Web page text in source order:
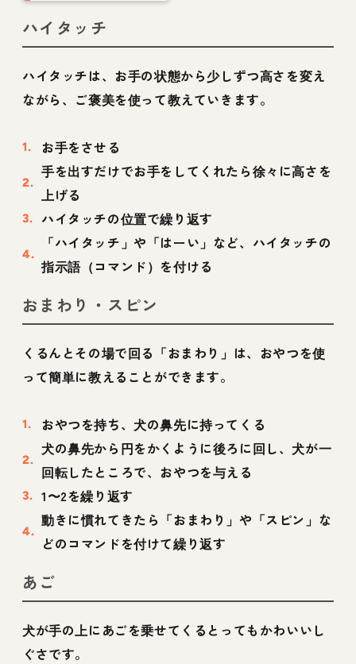
も
ハイタッチ
ハイタッチは、お手の状態から少しずつ高さを変え
ながら、ご褒美を使って教えていきます。
お手をさせる
手を出すだけでお手をしてくれたら徐々に高さを
上げる
ハイタッチの位置で繰り返す
「ハイタッチ」や「はーい」など、ハイタッチの
指示語（コマンド）を付ける
おまわり・スピン
くるんとその場で回る「おまわり」は、おやつを使
って簡単に教えることができます。
おやつを持ち、犬の鼻先に持ってくる
犬の鼻先から円をかくように後ろに回し、犬が一
回転したところで、おやつを与える
1〜2を繰り返す
動きに慣れてきたら「おまわり」や「スピン」な
どのコマンドを付けて繰り返す
あご
犬が手の上にあごを乗せてくるとってもかわいいし
ぐさです。